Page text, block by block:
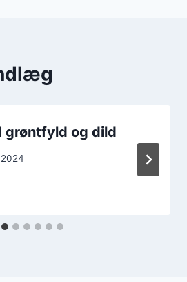
grøntfyld og dild